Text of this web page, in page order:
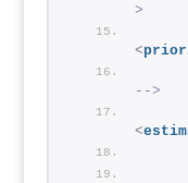
>
<
-->
<